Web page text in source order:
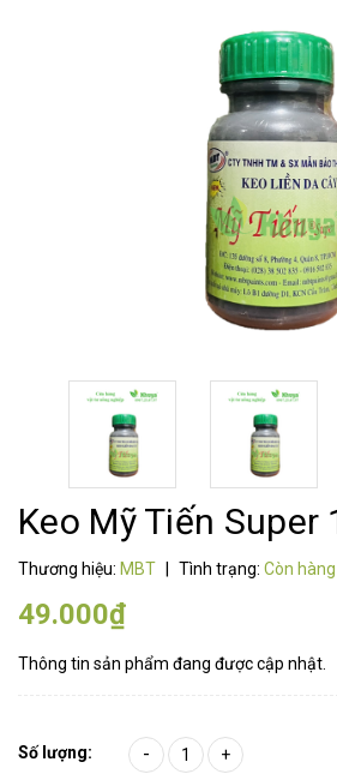
Keo Mỹ Tiến Super
Thương hiệu: MBT Tình trạng: Còn hàng
49.000₫
Thông tin sản phẩm đang được cập nhật.
Số lượng: - +